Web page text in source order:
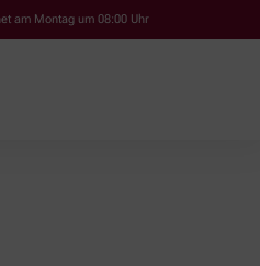
am Montag um 08:00 Uhr